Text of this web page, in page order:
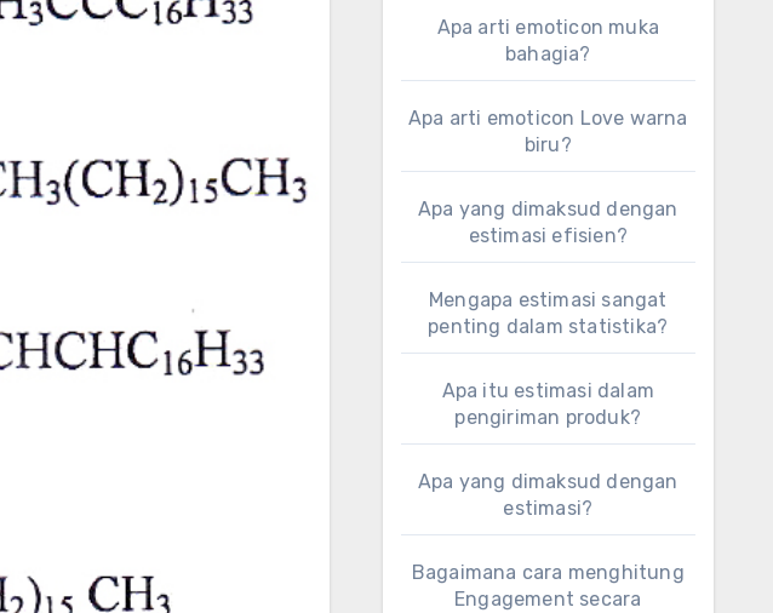
Apa arti emoticon muka
bahagia?
Apa arti emoticon Love warna
biru?
Apa yang dimaksud dengan
estimasi efisien?
Mengapa estimasi sangat
penting dalam statistika?
Apa itu estimasi dalam
pengiriman produk?
Apa yang dimaksud dengan
estimasi?
Bagaimana cara menghitung
Engagement secara